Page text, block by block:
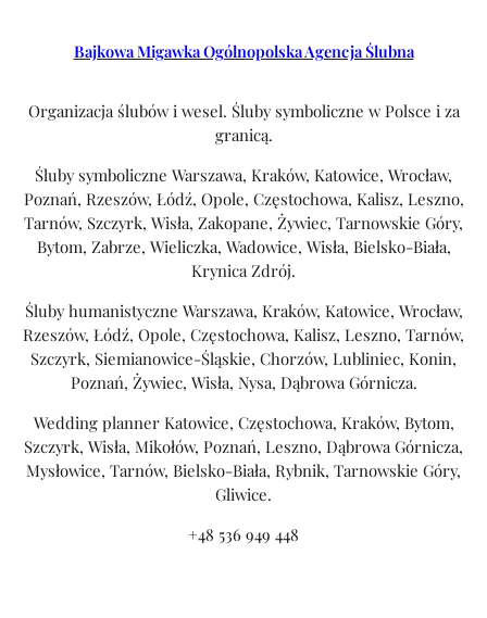
Bajkowa Migawka Ogólnopolska Agencja Ślubna
Organizacja ślubów i wesel. Śluby symboliczne w Polsce i za
granicą.
Śluby symboliczne Warszawa, Kraków, Katowice, Wrocław,
Poznań, Rzeszów, Łódź, Opole, Częstochowa, Kalisz, Leszno,
Tarnów, Szczyrk, Wisła, Zakopane, Żywiec, Tarnowskie Góry,
Bytom, Zabrze, Wieliczka, Wadowice, Wisła, Bielsko-Biała,
Krynica Zdrój.
Śluby humanistyczne Warszawa, Kraków, Katowice, Wrocław,
Rzeszów, Łódź, Opole, Częstochowa, Kalisz, Leszno, Tarnów,
Szczyrk, Siemianowice-Śląskie, Chorzów, Lubliniec, Konin,
Poznań, Żywiec, Wisła, Nysa, Dąbrowa Górnicza.
Wedding planner Katowice, Częstochowa, Kraków, Bytom,
Szczyrk, Wisła, Mikołów, Poznań, Leszno, Dąbrowa Górnicza,
Mysłowice, Tarnów, Bielsko-Biała, Rybnik, Tarnowskie Góry,
Gliwice.
+48 536 949 448